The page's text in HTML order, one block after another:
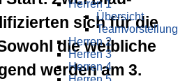
Herren 1
Übersicht
Teamvorstellung
Herren 2
Herren 3
Herren 4
sich für die
die weibliche
werden am 3.